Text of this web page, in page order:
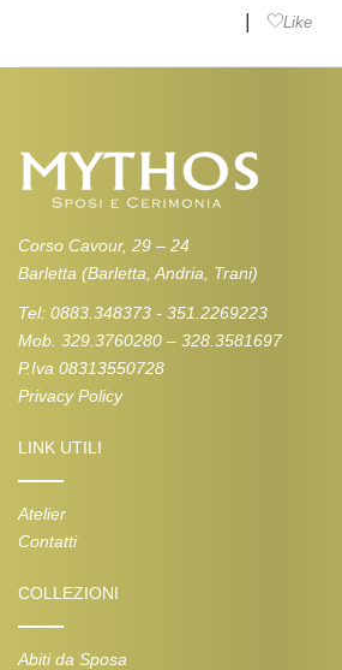
Like
Corso Cavour, 29 – 24
Barletta (Barletta, Andria, Trani)
Tel: 0883.348373 - 351.2269223
Mob. 329.3760280 – 328.3581697
P.Iva 08313550728
Privacy Policy
LINK UTILI
Atelier
Contatti
COLLEZIONI
Abiti da Sposa